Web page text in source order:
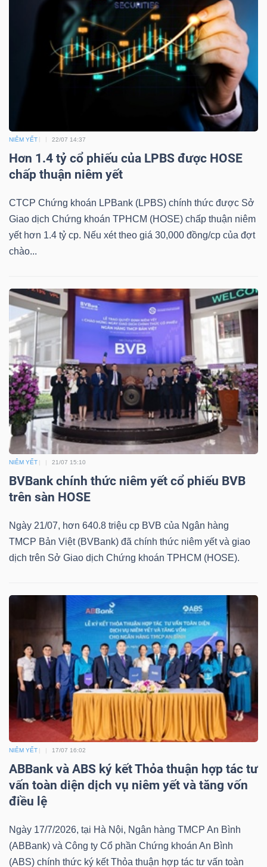
NIÊM YẾT 22/07 14:37
Hơn 1.4 tỷ cổ phiếu của LPBS được HOSE
chấp thuận niêm yết
CTCP Chứng khoán LPBank (LPBS) chính thức được Sở
Giao dịch Chứng khoán TPHCM (HOSE) chấp thuận niêm
yết hơn 1.4 tỷ cp. Nếu xét theo giá 30,000 đồng/cp của đợt
chào...
NIÊM YẾT 21/07 15:10
BVBank chính thức niêm yết cổ phiếu BVB
trên sàn HOSE
Ngày 21/07, hơn 640.8 triệu cp BVB của Ngân hàng
TMCP Bản Việt (BVBank) đã chính thức niêm yết và giao
dịch trên Sở Giao dịch Chứng khoán TPHCM (HOSE).
NIÊM YẾT 17/07 16:02
ABBank và ABS ký kết Thỏa thuận hợp tác tư
vấn toàn diện dịch vụ niêm yết và tăng vốn
điều lệ
Ngày 17/7/2026, tại Hà Nội, Ngân hàng TMCP An Bình
(ABBank) và Công ty Cổ phần Chứng khoán An Bình
(ABS) chính thức ký kết Thỏa thuận hợp tác tư vấn toàn
ÍCH
ĐỘNG
SẢN
Mã
chứng
khoán
(-)
Tất cả Cổ phiếu Chỉ số Chứng chỉ quỹ Chứng
Lãnh
(-)
tức
của
tác
giả
(-)
Báo
cáo
phân
tích
Thuật